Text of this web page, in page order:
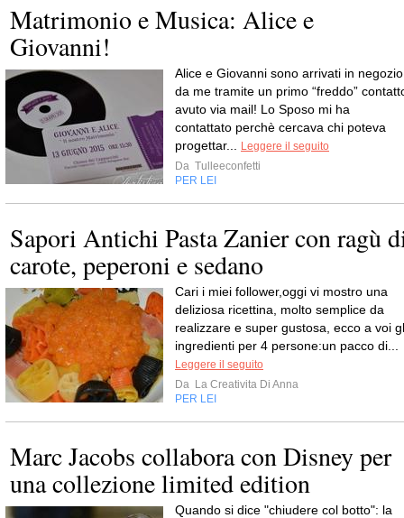
Matrimonio e Musica: Alice e
Giovanni!
Alice e Giovanni sono arrivati in negozio
da me tramite un primo “freddo”
avuto via mail! Lo Sposo mi ha
contattato perchè cercava chi poteva
progettar...
Leggere il seguito
Da Tulleeconfetti
PER LEI
Sapori Antichi Pasta Zanier con ragù
carote, peperoni e sedano
Cari i miei follower,oggi vi mostro una
deliziosa ricettina, molto semplice da
realizzare e super gustosa, ecco a voi
ingredienti per 4 persone:un pacco di...
Leggere il seguito
Da La Creativita Di Anna
PER LEI
Marc Jacobs collabora con Disney per
una collezione limited edition
Quando si dice "chiudere col botto": la